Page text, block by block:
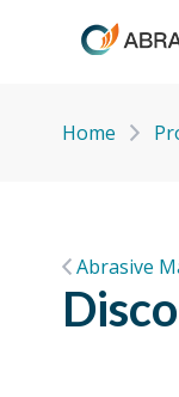
Home
Abrasive